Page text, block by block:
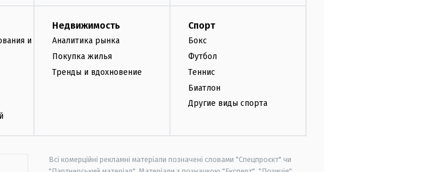
и
Недвижимость
Аналитика рынка
Покупка жилья
Тренды и вдохновение
Спорт
Бокс
Футбол
Теннис
Биатлон
Другие виды спорта
Всі комерційні рекламні матеріали позначені словами "Спецпроєкт" чи